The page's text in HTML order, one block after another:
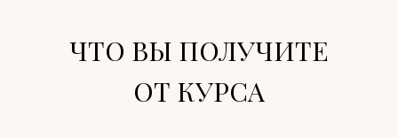
ЧТО ВЫ ПОЛУЧИТЕ
ОТ КУРСА